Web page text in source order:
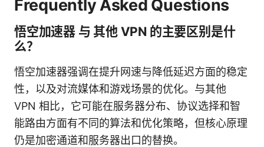
Frequently Asked Questions
悟空加速器 与 其他 VPN 的主要区别是什
么？
悟空加速器强调在提升网速与降低延迟方面的稳定
性，以及对流媒体和游戏场景的优化。与其他
VPN 相比，它可能在服务器分布、协议选择和智
能路由方面有不同的算法和优化策略，但核心原理
仍是加密通道和服务器出口的替换。